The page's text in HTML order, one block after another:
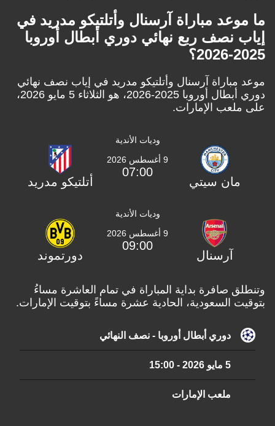
ما موعد مباراة آرسنال وأتلتيكو مدريد في
إياب نصف ربع نهائي دوري أبطال أوروبا
2025-2026؟
موعد مباراة آرسنال وأتلتيكو مدريد في إياب نصف نهائي
دوري أبطال أوروبا 2025-2026، هو الثلاثاء 5 مايو 2026،
على ملعب الإمارات.
وديات الأندية
مان سيتي
9 أغسطس 2026
07:00
أتلتيكو مدريد
وديات الأندية
آرسنال
9 أغسطس 2026
09:00
دورتموند
وتنطلق صافرة بداية المباراة في تمام العاشرة مساءُ
بتوقيت السعودية، الحادية عشرة مساءً بتوقيت الإمارات.
دوري أبطال أوروبا - نصف النهائي
5 مايو 2026 -
15:00
ملعب الإمارات